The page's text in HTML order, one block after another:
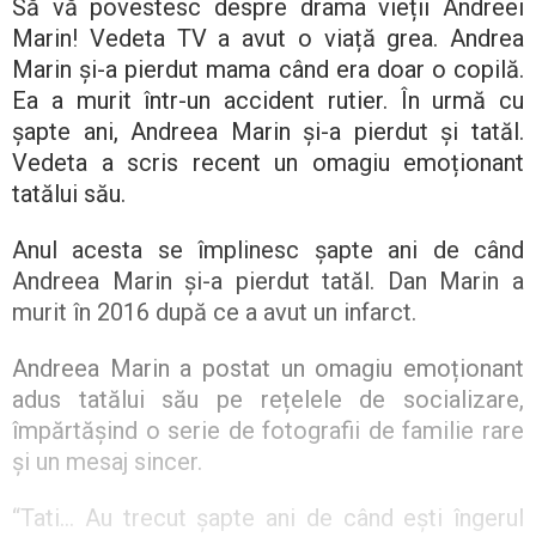
Să vă povestesc despre drama vieții Andreei
Marin! Vedeta TV a avut o viață grea. Andrea
Marin și-a pierdut mama când era doar o copilă.
Ea a murit într-un accident rutier. În urmă cu
șapte ani, Andreea Marin și-a pierdut și tatăl.
Vedeta a scris recent un omagiu emoționant
tatălui său.
Anul acesta se împlinesc șapte ani de când
Andreea Marin și-a pierdut tatăl. Dan Marin a
murit în 2016 după ce a avut un infarct.
Andreea Marin a postat un omagiu emoționant
adus tatălui său pe rețelele de socializare,
împărtășind o serie de fotografii de familie rare
și un mesaj sincer.
“Tati… Au trecut șapte ani de când ești îngerul